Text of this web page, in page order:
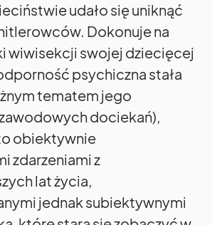
udało się uniknąć
Dokonuje na
wiwisekcji swojej dziecięcej
psychiczna stała
tematem jego
dociekań),
obiektywnie
zdarzeniami z
lat życia,
jednak subiektywnymi